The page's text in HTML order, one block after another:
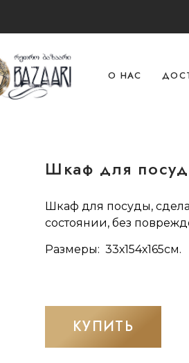
О НАС
Шкаф для
Шкаф для посуды,
состоянии, без
Размеры: 33х154х165см.
КУПИТЬ